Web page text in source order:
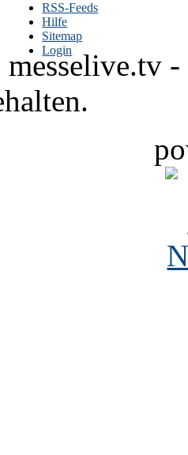
RSS-Feeds
Hilfe
Sitemap
Login
-